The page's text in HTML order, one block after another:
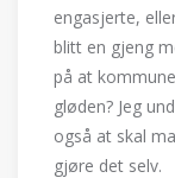
engasjerte,
blitt en gjeng
på at
gløden? Jeg
også at skal
gjøre det selv.